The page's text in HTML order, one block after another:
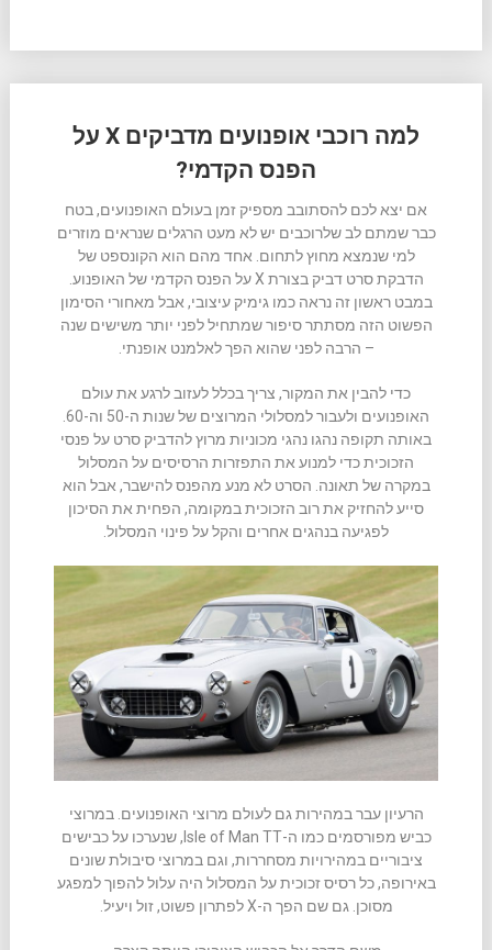
למה רוכבי אופנועים מדביקים X על
הפנס הקדמי?
אם יצא לכם להסתובב מספיק זמן בעולם האופנועים, בטח
כבר שמתם לב שלרוכבים יש לא מעט הרגלים שנראים מוזרים
למי שנמצא מחוץ לתחום. אחד מהם הוא הקונספט של
הדבקת סרט דביק בצורת X על הפנס הקדמי של האופנוע.
במבט ראשון זה נראה כמו גימיק עיצובי, אבל מאחורי הסימון
הפשוט הזה מסתתר סיפור שמתחיל לפני יותר משישים שנה
– הרבה לפני שהוא הפך לאלמנט אופנתי.
כדי להבין את המקור, צריך בכלל לעזוב לרגע את עולם
באותה תקופה נהגו נהגי מכוניות מרוץ להדביק סרט על פנסי
הזכוכית כדי למנוע את התפזרות הרסיסים על המסלול
במקרה של תאונה. הסרט לא מנע מהפנס להישבר, אבל הוא
סייע להחזיק את רוב הזכוכית במקומה, הפחית את הסיכון
לפגיעה בנהגים אחרים והקל על פינוי המסלול.
הרעיון עבר במהירות גם לעולם מרוצי האופנועים. במרוצי
כביש מפורסמים כמו ה-Isle of Man TT, שנערכו על כבישים
ציבוריים במהירויות מסחררות, וגם במרוצי סיבולת שונים
באירופה, כל רסיס זכוכית על המסלול היה עלול להפוך למפגע
מסוכן. גם שם הפך ה-X לפתרון פשוט, זול ויעיל.